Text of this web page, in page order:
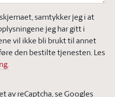
samtykker jeg i at
jeg har gitt i
vil ikke bli brukt til annet
den bestilte tjenesten. Les
reCaptcha, se Googles